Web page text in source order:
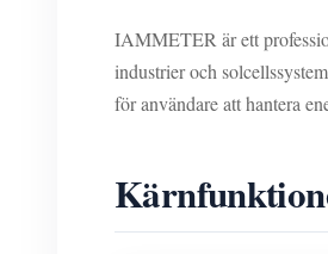
IAMMETER är ett
industrier och
för användare att hantera